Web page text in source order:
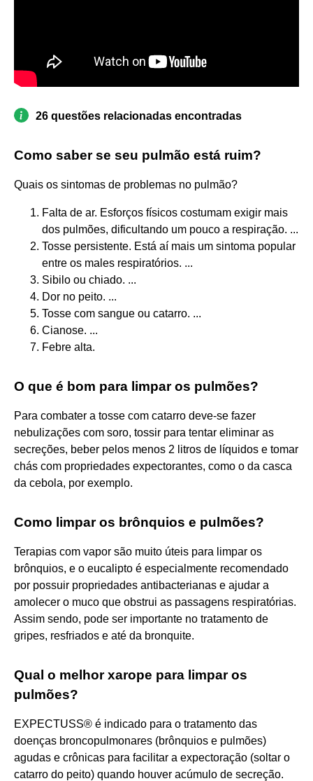
26 questões relacionadas encontradas
Como saber se seu pulmão está ruim?
Quais os sintomas de problemas no pulmão?
Falta de ar. Esforços físicos costumam exigir mais
dos pulmões, dificultando um pouco a respiração. ...
Tosse persistente. Está aí mais um sintoma popular
entre os males respiratórios. ...
Sibilo ou chiado. ...
Dor no peito. ...
Tosse com sangue ou catarro. ...
Cianose. ...
Febre alta.
O que é bom para limpar os pulmões?
Para combater a tosse com catarro deve-se fazer
nebulizações com soro, tossir para tentar eliminar as
secreções, beber pelos menos 2 litros de líquidos e tomar
chás com propriedades expectorantes, como o da casca
da cebola, por exemplo.
Como limpar os brônquios e pulmões?
Terapias com vapor são muito úteis para limpar os
brônquios, e o eucalipto é especialmente recomendado
por possuir propriedades antibacterianas e ajudar a
amolecer o muco que obstrui as passagens respiratórias.
Assim sendo, pode ser importante no tratamento de
gripes, resfriados e até da bronquite.
Qual o melhor xarope para limpar os
pulmões?
EXPECTUSS® é indicado para o tratamento das
doenças broncopulmonares (brônquios e pulmões)
agudas e crônicas para facilitar a expectoração (soltar o
catarro do peito) quando houver acúmulo de secreção.